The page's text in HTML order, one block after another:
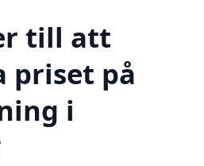
till att
priset på
i